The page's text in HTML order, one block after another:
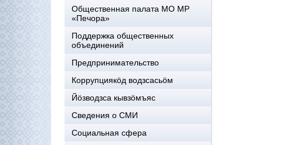
Общественная палата МО МР
«Печора»
Поддержка общественных
объединений
Предпринимательство
Коррупциякöд водзсасьöм
Йöзводзса кывзöмъяс
Сведения о СМИ
Социальная сфера